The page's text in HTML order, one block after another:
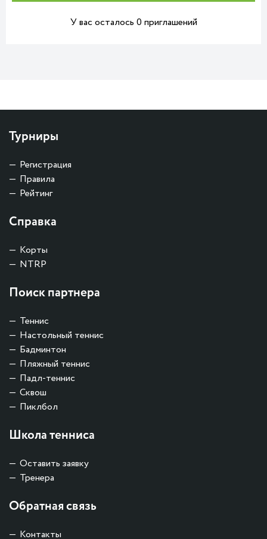
У вас осталось 0 приглашений
Турниры
Регистрация
Правила
Рейтинг
Справка
Корты
NTRP
Поиск партнера
Теннис
Настольный теннис
Бадминтон
Пляжный теннис
Падл-теннис
Сквош
Пиклбол
Школа тенниса
Оставить заявку
Тренера
Обратная связь
Контакты